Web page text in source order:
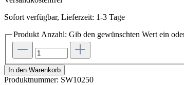
Sofort verfügbar, Lieferzeit: 1-3 Tage
Produkt Anzahl: Gib den gewünschten Wert ein
In den Warenkorb
Produktnummer: SW10250